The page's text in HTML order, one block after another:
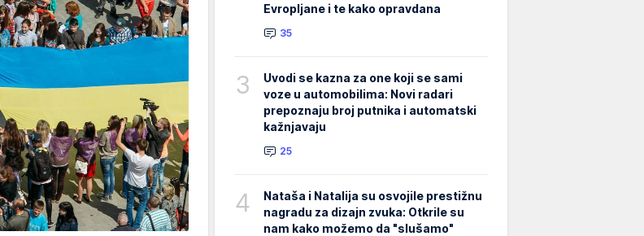
Evropljane i te kako opravdana
35
3
Uvodi se kazna za one koji se sami
voze u automobilima: Novi radari
prepoznaju broj putnika i automatski
kažnjavaju
25
4
Nataša i Natalija su osvojile prestižnu
nagradu za dizajn zvuka: Otkrile su
nam kako možemo da "slušamo"